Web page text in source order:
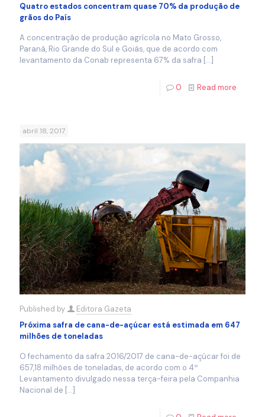
Quatro estados concentram quase 70% da produção de
grãos do País
A concentração de produção agrícola no Mato Grosso,
Paraná, Rio Grande do Sul e Goiás, que de acordo com
levantamento da Conab representa 67% da safra […]
0 Read more
abril 18, 2017
Published by
Editora Gazeta
Próxima safra de cana-de-açúcar está estimada em 647
milhões de toneladas
O fechamento da safra 2016/2017 de cana-de-açúcar foi de
657,18 milhões de toneladas, de acordo com o 4º
Levantamento divulgado nessa terça-feira pela Companhia
Nacional de […]